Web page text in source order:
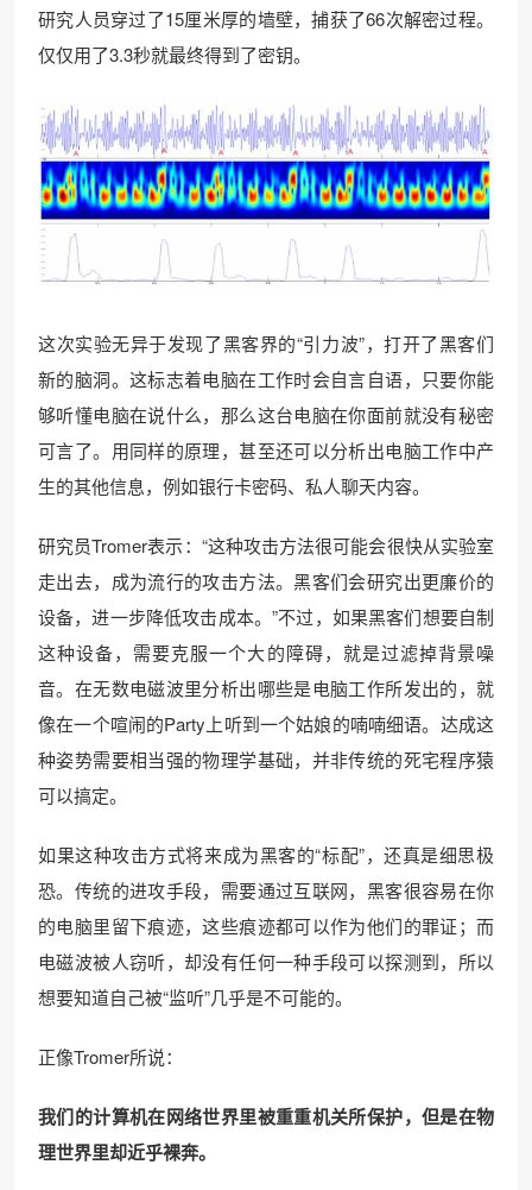
研究人员穿过了15厘米厚的墙壁，捕获了66次解密过程。
仅仅用了3.3秒就最终得到了密钥。
这次实验无异于发现了黑客界的“引力波”，打开了黑客们
新的脑洞。这标志着电脑在工作时会自言自语，只要你能
够听懂电脑在说什么，那么这台电脑在你面前就没有秘密
可言了。用同样的原理，甚至还可以分析出电脑工作中产
生的其他信息，例如银行卡密码、私人聊天内容。
研究员Tromer表示：“这种攻击方法很可能会很快从实验室
走出去，成为流行的攻击方法。黑客们会研究出更廉价的
设备，进一步降低攻击成本。”不过，如果黑客们想要自制
这种设备，需要克服一个大的障碍，就是过滤掉背景噪
音。在无数电磁波里分析出哪些是电脑工作所发出的，就
像在一个喧闹的Party上听到一个姑娘的喃喃细语。达成这
种姿势需要相当强的物理学基础，并非传统的死宅程序猿
可以搞定。
如果这种攻击方式将来成为黑客的“标配”，还真是细思极
恐。传统的进攻手段，需要通过互联网，黑客很容易在你
的电脑里留下痕迹，这些痕迹都可以作为他们的罪证；而
电磁波被人窃听，却没有任何一种手段可以探测到，所以
想要知道自己被“监听”几乎是不可能的。
正像Tromer所说：
我们的计算机在网络世界里被重重机关所保护，但是在物
理世界里却近乎裸奔。